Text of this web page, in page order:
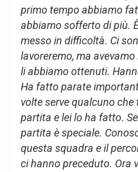
primo tempo abbiamo
abbiamo sofferto di più.
messo in difficoltà. Ci
lavoreremo, ma
li abbiamo ottenuti.
Ha fatto parate
volte serve qualcuno
partita e lei lo ha fatto.
partita è speciale.
questa squadra e il
ci hanno preceduto. Ora